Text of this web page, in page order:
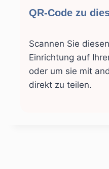
QR-Code zu
Scannen Sie
Einrichtung auf
oder um sie mit
direkt zu teilen.